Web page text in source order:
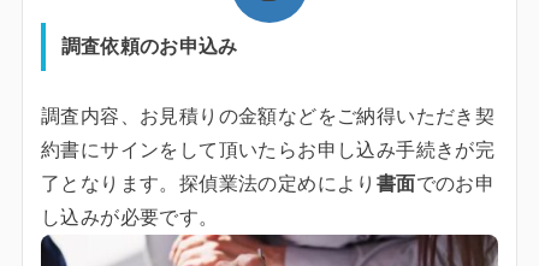
調査依頼のお申込み
調査内容、お見積りの金額などをご納得いただき契
約書にサインをして頂いたらお申し込み手続きが完
了となります。探偵業法の定めにより 書面でのお申
し込みが必要です。